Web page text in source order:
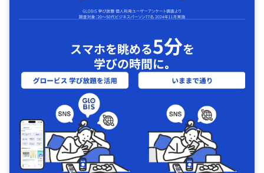
スマホを眺める5分を
学びの時間に｡